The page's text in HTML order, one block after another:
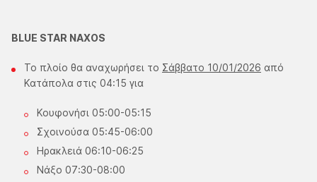
BLUE STAR NAXOS
Το πλοίο θα αναχωρήσει το Σάββατο 10/01/2026 από
Κατάπολα στις 04:15 για
Κουφονήσι 05:00-05:15
Σχοινούσα 05:45-06:00
Ηρακλειά 06:10-06:25
Νάξο 07:30-08:00